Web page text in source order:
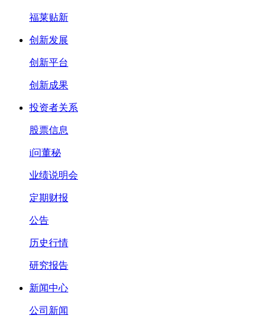
福莱贴新
创新发展
创新平台
创新成果
投资者关系
股票信息
i问董秘
业绩说明会
定期财报
公告
历史行情
研究报告
新闻中心
公司新闻